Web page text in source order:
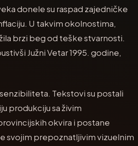
donele su raspad zajedničke
U takvim okolnostima,
brzi beg od teške stvarnosti.
Južni Vetar 1995. godine,
Tekstovi su postali
produkciju sa živim
okvira i postane
svojim prepoznatljivim vizuelnim